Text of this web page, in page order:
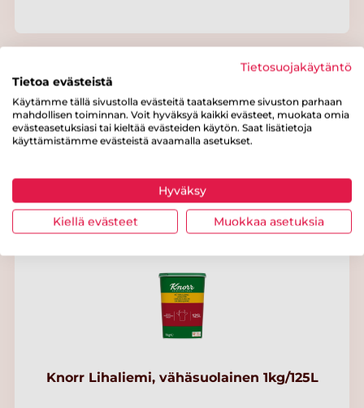
Knorr Lihaliemi, vähäsuolainen 5kg/625L
Knorr Lihaliemi, vähäsuolainen 1kg/125L
Tietosuojakäytäntö
Tietoa evästeistä
Käytämme tällä sivustolla evästeitä taataksemme sivuston parhaan
mahdollisen toiminnan. Voit hyväksyä kaikki evästeet, muokata omia
evästeasetuksiasi tai kieltää evästeiden käytön. Saat lisätietoja
käyttämistämme evästeistä avaamalla asetukset.
Hyväksy
Kiellä evästeet Muokkaa asetuksia